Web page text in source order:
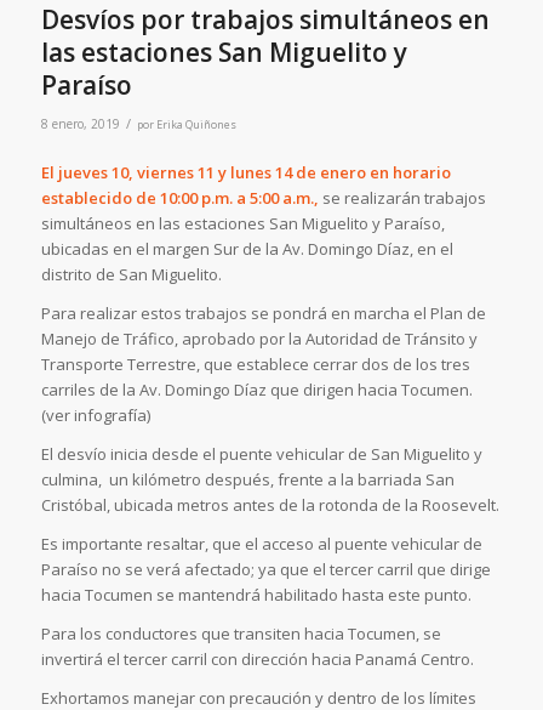
Desvíos por trabajos simultáneos en
las estaciones San Miguelito y
Paraíso
8 enero, 2019 / por Erika Quiñones
El jueves 10, viernes 11 y lunes 14 de enero en horario
establecido de 10:00 p.m. a 5:00 a.m., se realizarán trabajos
simultáneos en las estaciones San Miguelito y Paraíso,
ubicadas en el margen Sur de la Av. Domingo Díaz, en el
distrito de San Miguelito.
Para realizar estos trabajos se pondrá en marcha el Plan de
Manejo de Tráfico, aprobado por la Autoridad de Tránsito y
Transporte Terrestre, que establece cerrar dos de los tres
carriles de la Av. Domingo Díaz que dirigen hacia Tocumen.
(ver infografía)
El desvío inicia desde el puente vehicular de San Miguelito y
culmina, un kilómetro después, frente a la barriada San
Cristóbal, ubicada metros antes de la rotonda de la Roosevelt.
Es importante resaltar, que el acceso al puente vehicular de
Paraíso no se verá afectado; ya que el tercer carril que dirige
hacia Tocumen se mantendrá habilitado hasta este punto.
Para los conductores que transiten hacia Tocumen, se
invertirá el tercer carril con dirección hacia Panamá Centro.
Exhortamos manejar con precaución y dentro de los límites